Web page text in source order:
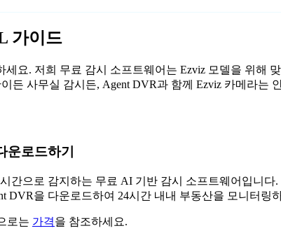
가이드
세요. 저희 무료 감시 소프트웨어는 Ezviz 모델을 위해
든 사무실 감시든, Agent DVR과 함께 Ezviz 카메라는
운로드하기
간으로 감지하는 무료 AI 기반 감시 소프트웨어입니
DVR을 다운로드하여 24시간 내내 부동산을 모니터링
로는 가격을 참조하세요.